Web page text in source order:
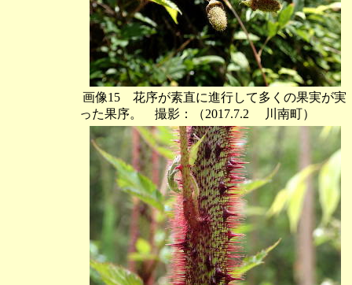
画像15 花序が素直に進行して多くの果実が実
った果序。 撮影：（2017.7.2 川南町）